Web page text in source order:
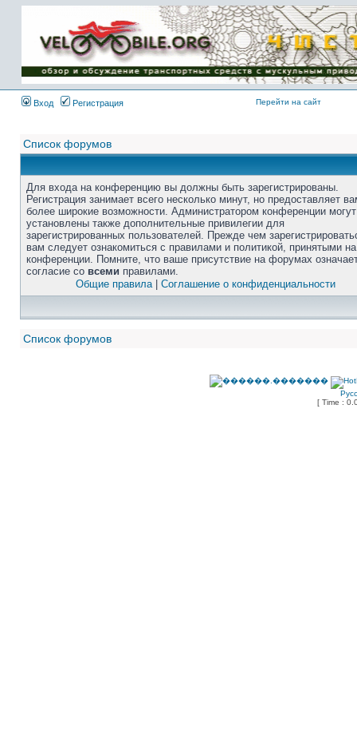
Вход Регистрация Перейти на сайт
Список форумов
Для входа на конференцию вы должны быть зарегистрированы.
Регистрация занимает всего несколько минут, но предоставляет
более широкие возможности. Администратором конференции
установлены также дополнительные привилегии для
зарегистрированных пользователей. Прежде чем
вам следует ознакомиться с правилами и политикой, принятыми на
конференции. Помните, что ваше присутствие на форумах
согласие со всеми правилами.
Общие правила| Соглашение о конфиденциальности
Список форумов
[ Time :